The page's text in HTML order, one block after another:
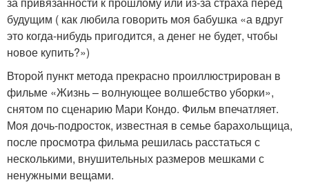
будущим ( как любила говорить моя бабушка «а вдруг
это когда-нибудь пригодится, а денег не будет, чтобы
новое купить?»)
Второй пункт метода прекрасно проиллюстрирован в
фильме «Жизнь – волнующее волшебство уборки»,
снятом по сценарию Мари Кондо. Фильм впечатляет.
Моя дочь-подросток, известная в семье барахольщица,
после просмотра фильма решилась расстаться с
несколькими, внушительных размеров мешками с
ненужными вещами.